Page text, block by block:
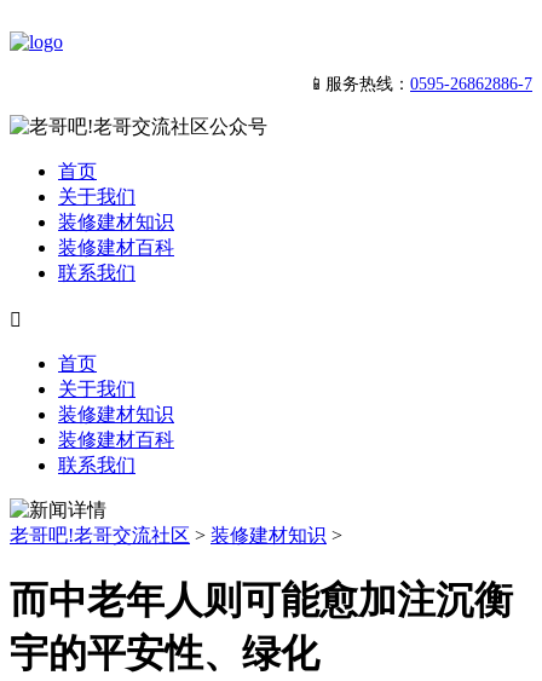
📱服务热线： 0595-26862886-7
首页
关于我们
装修建材知识
装修建材百科
联系我们

首页
关于我们
装修建材知识
装修建材百科
联系我们
老哥吧!老哥交流社区 > 装修建材知识 >
而中老年人则可能愈加注沉衡
宇的平安性、绿化